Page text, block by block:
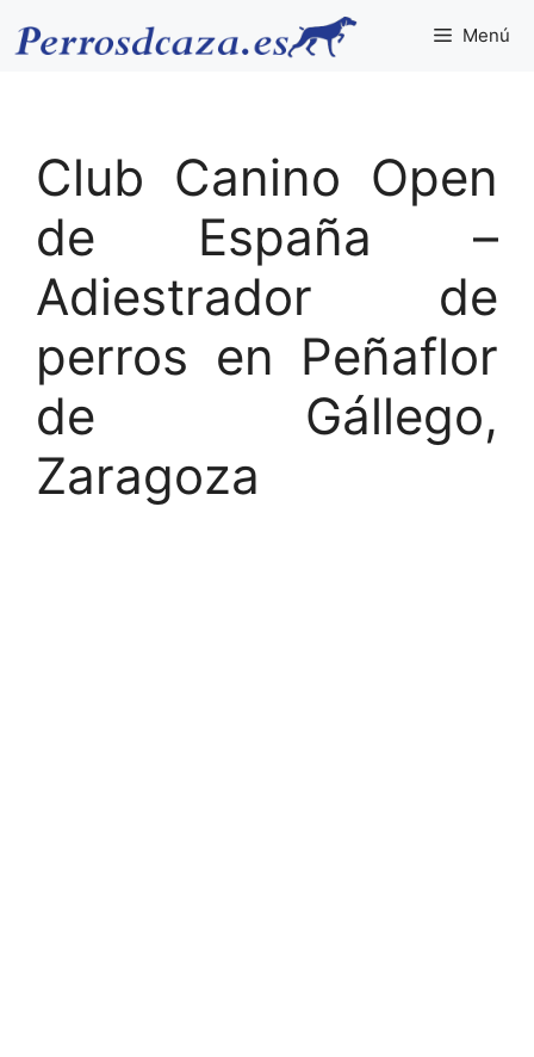
Menú
Club Canino Open
de España –
Adiestrador de
perros en Peñaflor
de Gállego,
Zaragoza